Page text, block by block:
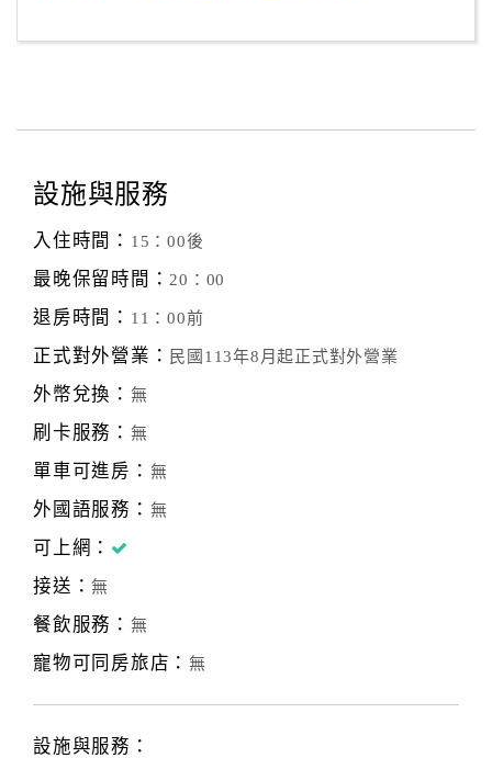
設施與服務
入住時間： 15：00後
最晚保留時間：20：00
退房時間： 11：00前
正式對外營業： 民國113年8月起正式對外營業
外幣兌換： 無
刷卡服務： 無
單車可進房： 無
外國語服務： 無
可上網：
接送：無
餐飲服務： 無
寵物可同房旅店： 無
設施與服務：